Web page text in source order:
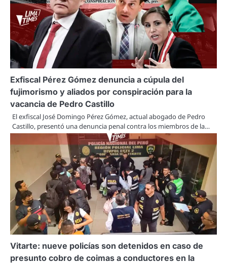
Exfiscal Pérez Gómez denuncia a cúpula del
fujimorismo y aliados por conspiración para la
vacancia de Pedro Castillo
El exfiscal José Domingo Pérez Gómez, actual abogado de Pedro
Castillo, presentó una denuncia penal contra los miembros de la…
Vitarte: nueve policías son detenidos en caso de
presunto cobro de coimas a conductores en la